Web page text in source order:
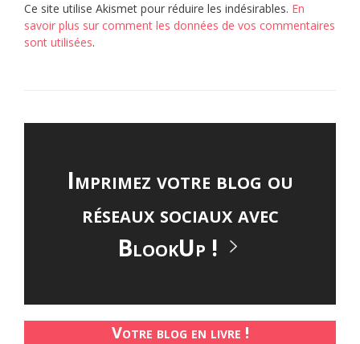
Ce site utilise Akismet pour réduire les indésirables. En
savoir plus sur comment les données de vos commentaires
sont utilisées.
Imprimez votre blog ou
réseaux sociaux avec
BlookUp !
Votre blog en livre !